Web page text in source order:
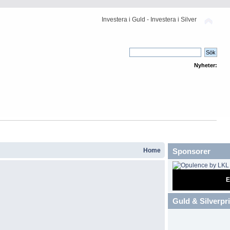
Investera i Guld - Investera i Silver
Nyheter:
Home Sponsorer
Guld &